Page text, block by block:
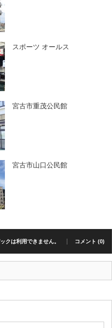
スポーツ オールス
宮古市重茂公民館
宮古市山口公民館
クは利用できません。 コメント (0)